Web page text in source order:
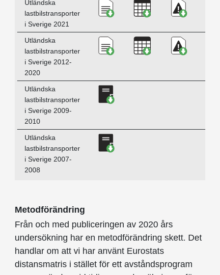
Utländska
lastbilstransporter
i Sverige 2021
Ladda ner Utländska
Ladda nerLadda
Utländska
lastbilstransporter
i Sverige 2012-
2020
Ladda ner Utländska
Ladda nerLadda
Utländska
lastbilstransporter
i Sverige 2009-
2010
Ladda ner Utländska
Utländska
lastbilstransporter
i Sverige 2007-
2008
Ladda ner Utländska
Metodförändring
Från och med publiceringen av 2020 års
undersökning har en metodförändring skett. Det
handlar om att vi har använt Eurostats
distansmatris i stället för ett avståndsprogram